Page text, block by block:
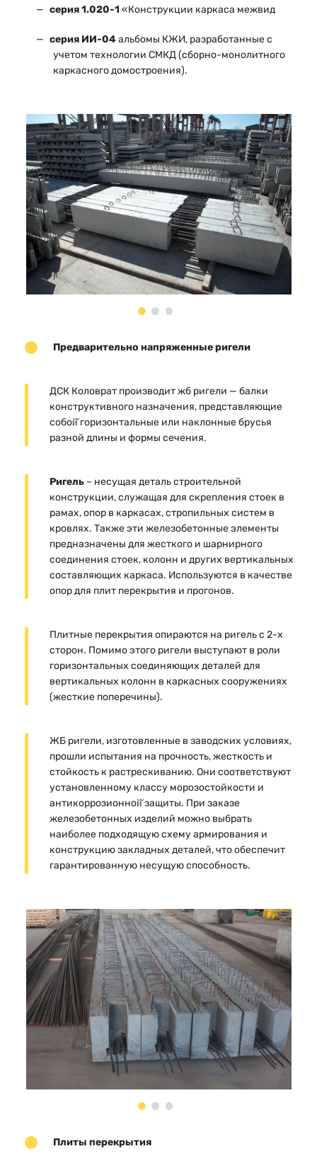
серия 1.020-1 «Конструкции каркаса межвид
серия ИИ-04альбомы КЖИ, разработанные с
учетом технологии СМКД (сборно-монолитного
каркасного домостроения).
Предварительно напряженные ригели
ДСК Коловрат производит жб ригели — балки
конструктивного назначения, представляющие
собой̆ горизонтальные или наклонные брусья
разной длины и формы сечения.
Ригель – несущая деталь строительной
конструкции, служащая для скрепления стоек в
рамах, опор в каркасах, стропильных систем в
кровлях. Также эти железобетонные элементы
предназначены для жесткого и шарнирного
соединения стоек, колонн и других вертикальных
составляющих каркаса. Используются в качестве
опор для плит перекрытия и прогонов.
Плитные перекрытия опираются на ригель с 2-х
сторон. Помимо этого ригели выступают в роли
горизонтальных соединяющих деталей для
вертикальных колонн в каркасных сооружениях
(жесткие поперечины).
ЖБ ригели, изготовленные в заводских условиях,
прошли испытания на прочность, жесткость и
стойкость к растрескиванию. Они соответствуют
установленному классу морозостойкости и
антикоррозионной̆ защиты. При заказе
железобетонных изделий можно выбрать
наиболее подходящую схему армирования и
конструкцию закладных деталей, что обеспечит
гарантированную несущую способность.
Плиты перекрытия